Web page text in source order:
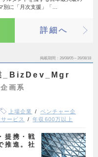
別に「月次支援」「…
詳細へ
掲載期間 26/08/05～26/08/18
_BizDev_Mgr
画系
上場企業
ベンチャー企
ービス 年収600万以上
提携・戦
推進。社